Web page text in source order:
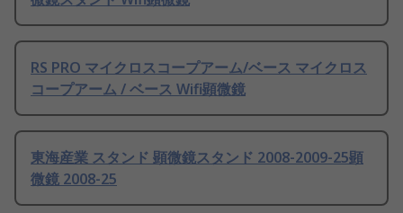
RS PRO マイクロスコープアーム/ベース マイクロス
コープアーム / ベース Wifi顕微鏡
東海産業 スタンド 顕微鏡スタンド 2008-2009-25顕
微鏡 2008-25